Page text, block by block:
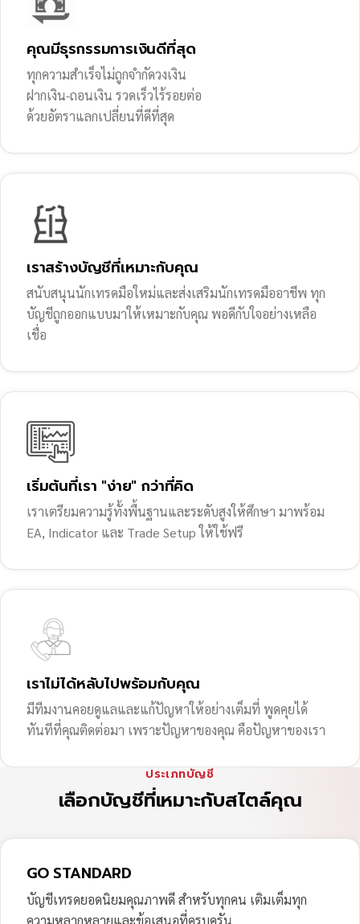
คุณมีธุรกรรมการเงินดีที่สุด
ทุกความสำเร็จไม่ถูกจำกัดวงเงิน
ฝากเงิน-ถอนเงิน รวดเร็วไร้รอยต่อ
ด้วยอัตราแลกเปลี่ยนที่ดีที่สุด
เราสร้างบัญชีที่เหมาะกับคุณ
สนับสนุนนักเทรดมือใหม่และส่งเสริมนักเทรดมืออาชีพ ทุก
บัญชีถูกออกแบบมาให้เหมาะกับคุณ พอดีกับใจอย่างเหลือ
เชื่อ
เริ่มต้นที่เรา "ง่าย" กว่าที่คิด
เราเตรียมความรู้ทั้งพื้นฐานและระดับสูงให้ศึกษา มาพร้อม
EA, Indicator และ Trade Setup ให้ใช้ฟรี
เราไม่ได้หลับไปพร้อมกับคุณ
มีทีมงานคอยดูแลและแก้ปัญหาให้อย่างเต็มที่ พูดคุยได้
ทันทีที่คุณติดต่อมา เพราะปัญหาของคุณ คือปัญหาของเรา
ประเภทบัญชี
เลือกบัญชีที่เหมาะกับสไตล์คุณ
GO STANDARD
บัญชีเทรดยอดนิยมคุณภาพดี สำหรับทุกคน เติมเต็มทุก
ความหลากหลายและข้อเสนอที่ครบครัน